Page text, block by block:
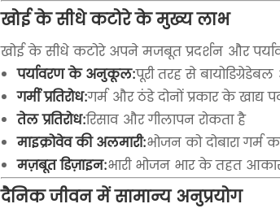
खोई के सीधे कटोरे के मुख्य लाभ
खोई के सीधे कटोरे अपने मजबूत प्रदर्शन और
पर्यावरण के अनुकूल:पूरी तरह से
गर्मी प्रतिरोध:गर्म और ठंडे दोनों प्रकार के खाद्य
तेल प्रतिरोध:रिसाव और गीलापन रोकता है
माइक्रोवेव की अलमारी:भोजन को दोबारा
मज़बूत डिज़ाइन:भारी भोजन भार के तहत
दैनिक जीवन में सामान्य अनुप्रयोग